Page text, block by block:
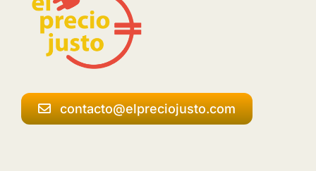
contacto@elpreciojusto.com